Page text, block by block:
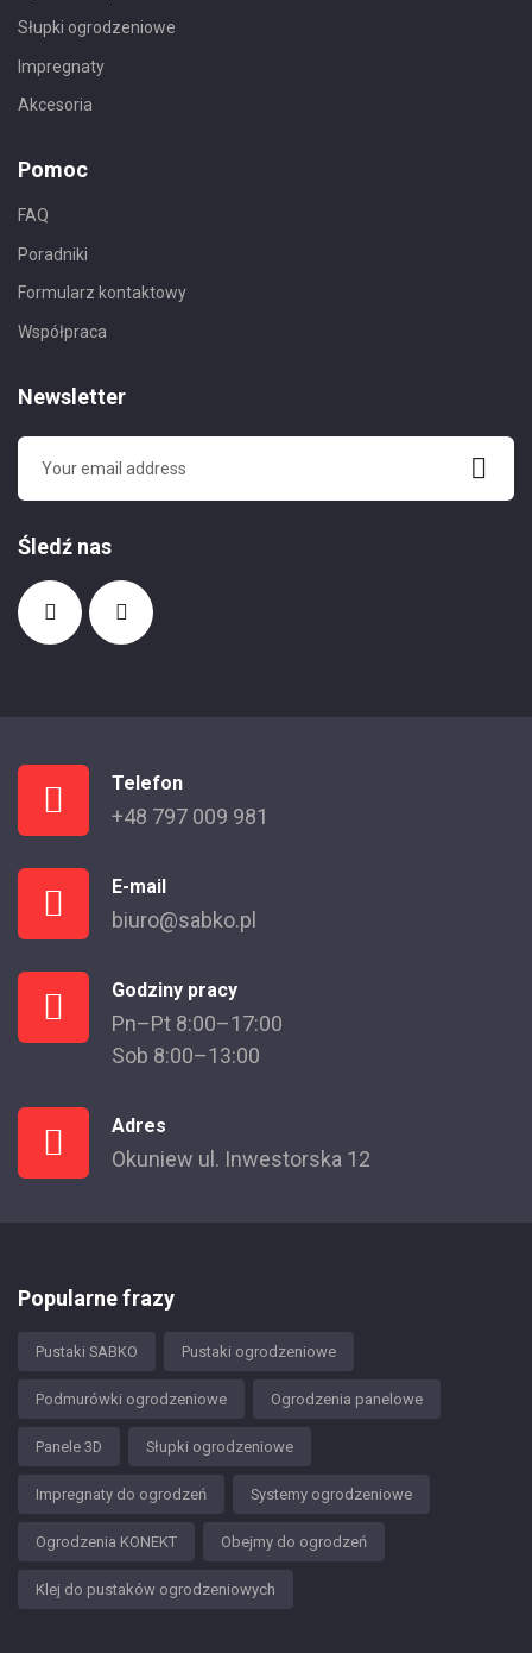
Słupki ogrodzeniowe
Impregnaty
Akcesoria
Pomoc
FAQ
Poradniki
Formularz kontaktowy
Współpraca
Newsletter
Śledź nas
Telefon
+48 797 009 981
E-mail
biuro@sabko.pl
Godziny pracy
Pn–Pt 8:00–17:00
Sob 8:00–13:00
Adres
Okuniew ul. Inwestorska 12
Popularne frazy
Pustaki SABKO Pustaki ogrodzeniowe
Podmurówki ogrodzeniowe Ogrodzenia panelowe
Panele 3D Słupki ogrodzeniowe
Impregnaty do ogrodzeń Systemy ogrodzeniowe
Ogrodzenia KONEKT Obejmy do ogrodzeń
Klej do pustaków ogrodzeniowych